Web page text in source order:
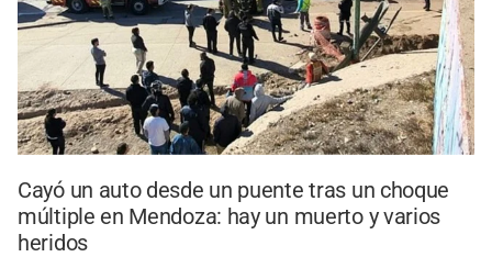
Cayó un auto desde un puente tras un choque
múltiple en Mendoza: hay un muerto y varios
heridos